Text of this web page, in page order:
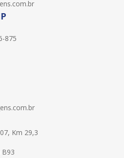
875
Km 29,3
B93